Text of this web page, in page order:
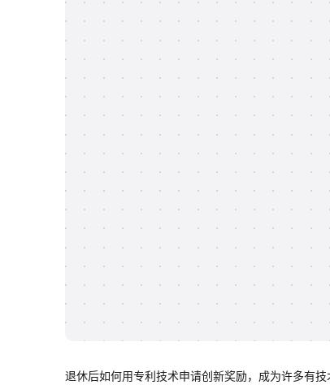
退休后如何用专利技术申请创新奖励，成为许多有